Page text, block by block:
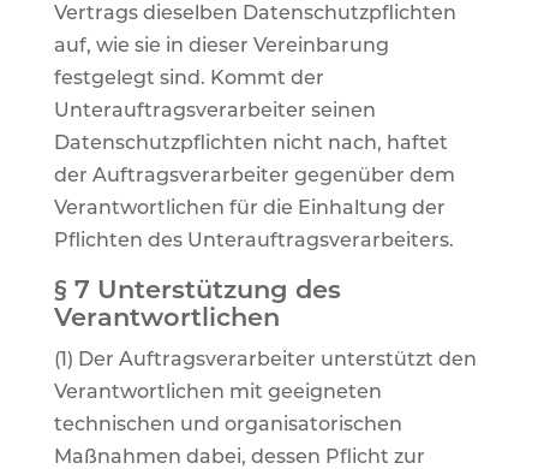
Vertrags dieselben Datenschutzpflichten
auf, wie sie in dieser Vereinbarung
festgelegt sind. Kommt der
Unterauftragsverarbeiter seinen
Datenschutzpflichten nicht nach, haftet
der Auftragsverarbeiter gegenüber dem
Verantwortlichen für die Einhaltung der
Pflichten des Unterauftragsverarbeiters.
§ 7 Unterstützung des
Verantwortlichen
(1) Der Auftragsverarbeiter unterstützt den
Verantwortlichen mit geeigneten
technischen und organisatorischen
Maßnahmen dabei, dessen Pflicht zur